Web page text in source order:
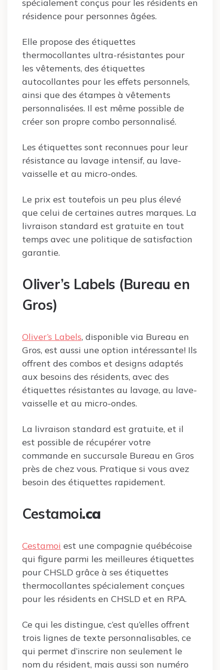
spécialement conçus pour les résidents en
résidence pour personnes âgées.
Elle propose des étiquettes
thermocollantes ultra-résistantes pour
les vêtements, des étiquettes
autocollantes pour les effets personnels,
ainsi que des étampes à vêtements
personnalisées. Il est même possible de
créer son propre combo personnalisé.
Les étiquettes sont reconnues pour leur
résistance au lavage intensif, au lave-
vaisselle et au micro-ondes.
Le prix est toutefois un peu plus élevé
que celui de certaines autres marques. La
livraison standard est gratuite en tout
temps avec une politique de satisfaction
garantie.
Oliver’s Labels (Bureau en
Gros)
Oliver’s Labels, disponible via Bureau en
Gros, est aussi une option intéressante! Ils
offrent des combos et designs adaptés
aux besoins des résidents, avec des
étiquettes résistantes au lavage, au lave-
vaisselle et au micro-ondes.
La livraison standard est gratuite, et il
est possible de récupérer votre
commande en succursale Bureau en Gros
près de chez vous. Pratique si vous avez
besoin des étiquettes rapidement.
Cestamoi.ca
Cestamoi est une compagnie québécoise
qui figure parmi les meilleures étiquettes
pour CHSLD grâce à ses étiquettes
thermocollantes spécialement conçues
pour les résidents en CHSLD et en RPA.
Ce qui les distingue, c’est qu’elles offrent
trois lignes de texte personnalisables, ce
qui permet d’inscrire non seulement le
nom du résident, mais aussi son numéro